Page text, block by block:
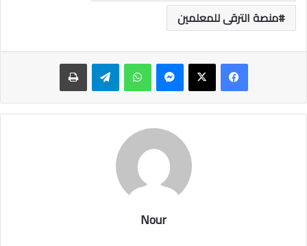
منصة الترقى للمعلمين
ماسنجر واتساب تيلقرام طباعة
Nour